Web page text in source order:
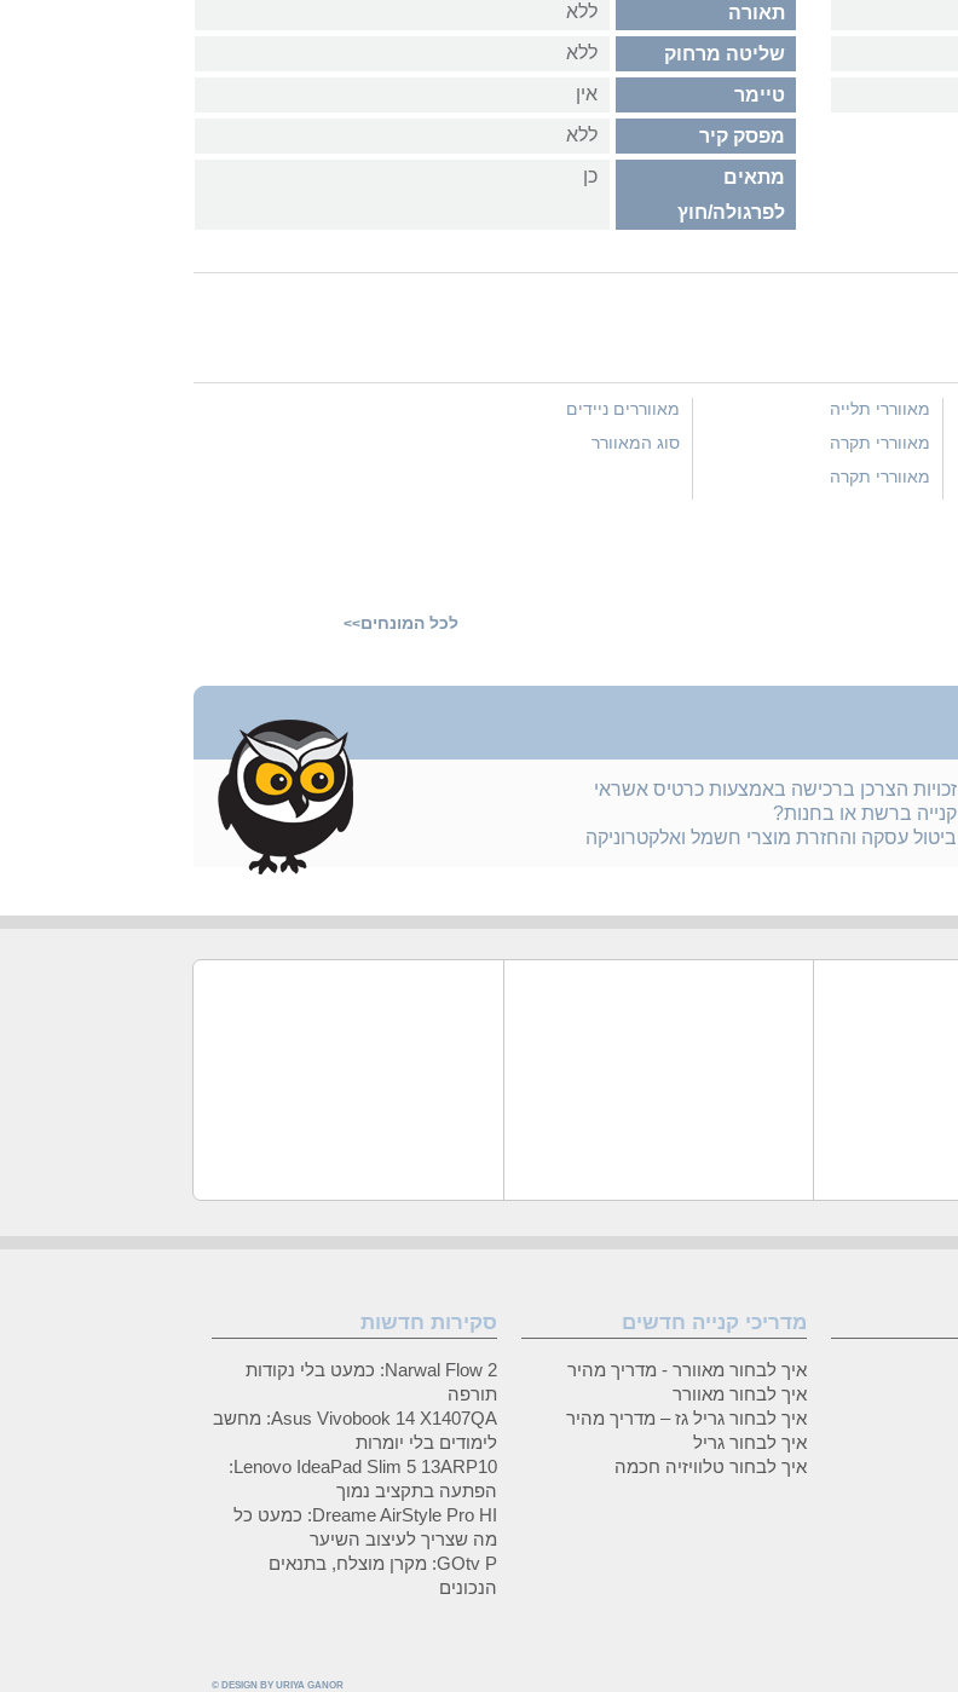
תאורה ללא
שליטה מרחוק ללא
טיימר אין
מפסק קיר ללא
מתאים
לפרגולה/חוץ
כן
מאווררי תלייה
מאווררי תקרה
מאווררי תקרה
מאווררים ניידים
סוג המאוורר
לכל המונחים>>
זכויות הצרכן ברכישה באמצעות כרטיס אשראי
קנייה ברשת או בחנות?
ביטול עסקה והחזרת מוצרי חשמל ואלקטרוניקה
מדריכי קנייה חדשים
איך לבחור מאוורר - מדריך מהיר
איך לבחור מאוורר
איך לבחור גריל גז – מדריך מהיר
איך לבחור גריל
איך לבחור טלוויזיה חכמה
סקירות חדשות
Narwal Flow 2: כמעט בלי נקודות
תורפה
Asus Vivobook 14 X1407QA: מחשב
לימודים בלי יומרות
Lenovo IdeaPad Slim 5 13ARP10:
הפתעה בתקציב נמוך
Dreame AirStyle Pro HI: כמעט כל
מה שצריך לעיצוב השיער
GOtv P: מקרן מוצלח, בתנאים
הנכונים
© DESIGN BY URIYA GANOR